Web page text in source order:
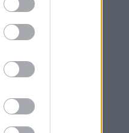
Critical Biomass
LINKEK
Darwin-nap
Szabadgondolkodó